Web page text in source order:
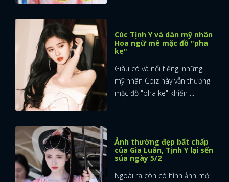
Cúc Tịnh Y và dàn mỹ nhân
Hoa ngữ mê mặc đồ "pha
ke"
Giàu có và nổi tiếng, những
mỹ nhân Cbiz này vẫn thường
mặc đồ "pha ke" khiến ...
Ảnh thường đẹp bất chấp
của Gia Luân, Tịnh Y lại sến
súa ngày 5/2
Ngoài ra còn có hình ảnh mới